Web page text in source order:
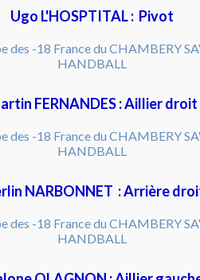
Ugo L'HOSPTITAL : Pivot
FERNANDES : Aillier droit
NARBONNET : Arrière